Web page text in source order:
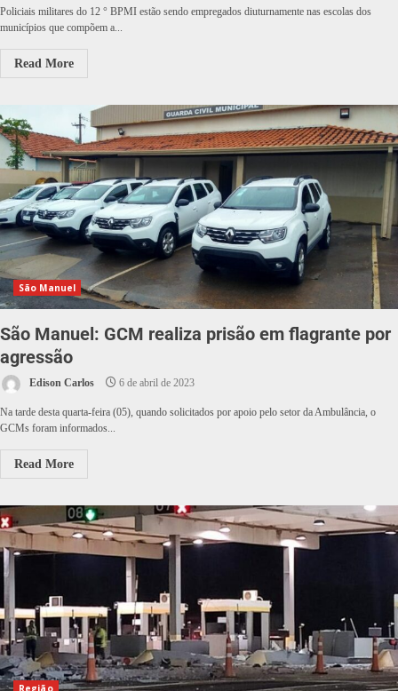
Policiais militares do 12 ° BPMI estão sendo empregados diuturnamente nas escolas dos
municípios que compõem a...
Read More
São Manuel
São Manuel: GCM realiza prisão em flagrante por
agressão
Edison Carlos 6 de abril de 2023
Na tarde desta quarta-feira (05), quando solicitados por apoio pelo setor da Ambulância, o
GCMs foram informados...
Read More
Região